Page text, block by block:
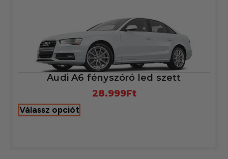
Audi A6 fényszóró led szett
28.999Ft
Válassz opciót